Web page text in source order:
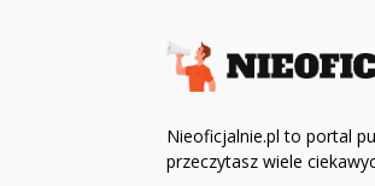
Nieoficjalnie.pl to portal
przeczytasz wiele